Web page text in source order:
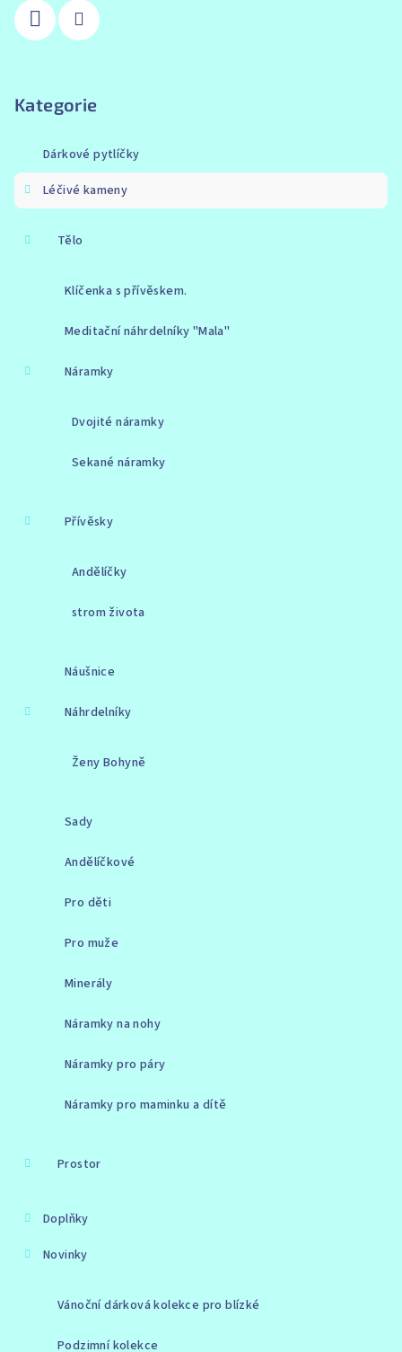
Kategorie
Dárkové pytlíčky
Léčivé kameny
Tělo
Klíčenka s přívěskem.
Meditační náhrdelníky "Mala"
Náramky
Dvojité náramky
Sekané náramky
Přívěsky
Andělíčky
strom života
Náušnice
Náhrdelníky
Ženy Bohyně
Sady
Andělíčkové
Pro děti
Pro muže
Minerály
Náramky na nohy
Náramky pro páry
Náramky pro maminku a dítě
Prostor
Doplňky
Novinky
Vánoční dárková kolekce pro blízké
Podzimní kolekce